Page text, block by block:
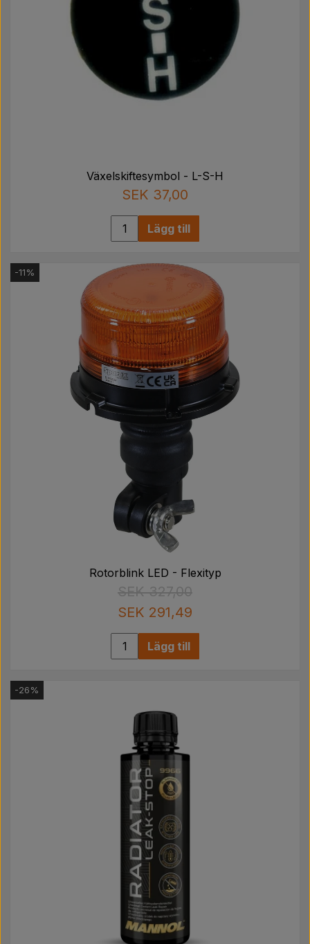
Växelskiftesymbol - L-S-H
SEK 37,00
Lägg till
-11%
Rotorblink LED - Flexityp
SEK 327,00
SEK 291,49
Lägg till
-26%